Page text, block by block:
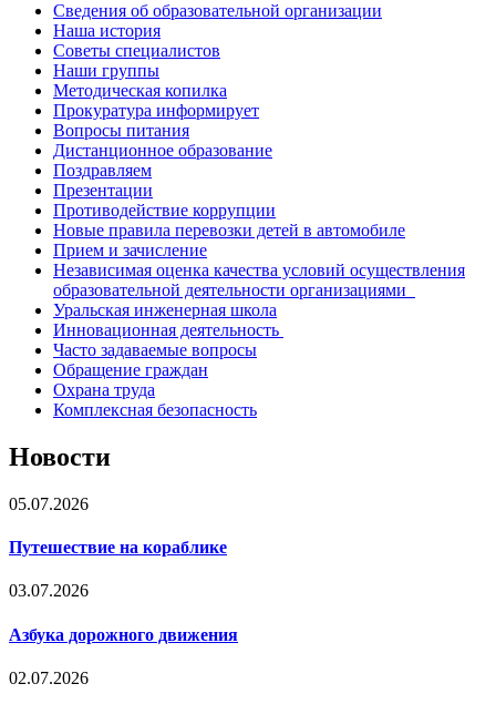
Сведения об образовательной организации
Наша история
Советы специалистов
Наши группы
Методическая копилка
Прокуратура информирует
Вопросы питания
Дистанционное образование
Поздравляем
Презентации
Противодействие коррупции
Новые правила перевозки детей в автомобиле
Прием и зачисление
Независимая оценка качества условий осуществления
образовательной деятельности организациями
Уральская инженерная школа
Инновационная деятельность
Часто задаваемые вопросы
Обращение граждан
Охрана труда
Комплексная безопасность
Новости
05.07.2026
Путешествие на кораблике
03.07.2026
Азбука дорожного движения
02.07.2026